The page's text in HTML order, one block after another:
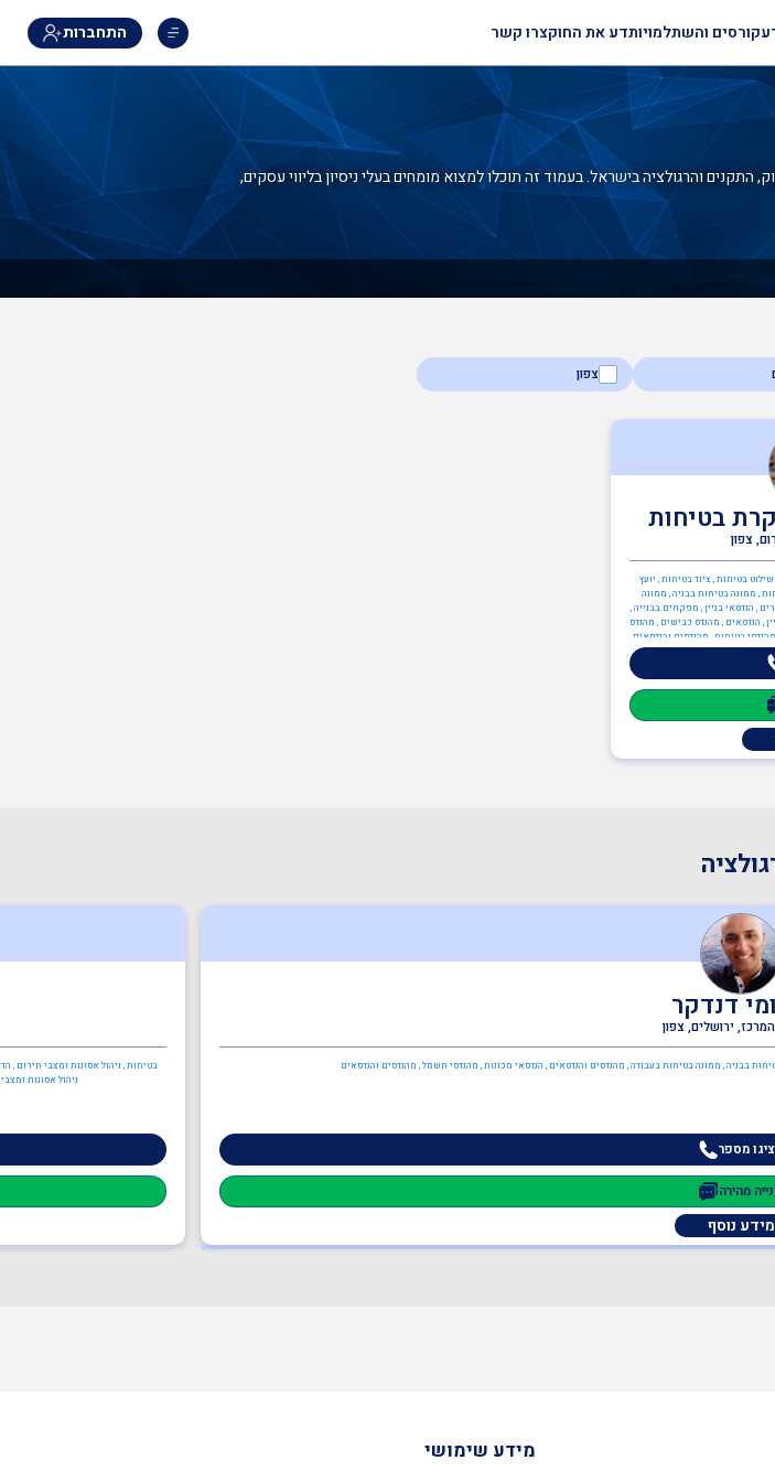
התחברות קורסים והשתלמויותדע את החוקצרו קשר
והרגולציה בישראל. בעמוד זה תוכלו למצוא מומחים בעלי ניסיון בליווי עסקים,
צפון
בטיחות
צפון
בטיחות , ציוד בטיחות , יועץ
, ממונה בטיחות בבניה , ממונה
, הנדסאי בניין , מפקחים בבנייה ,
, הנדסאים , מהנדס כבישים , מהנדס
בטיחות , מהנדסים והנדסאים
דנדקר
ירושלים, צפון
בבניה , ממונה בטיחות בעבודה , מהנדסים והנדסאים , הנדסאי מכונות , מהנדסי חשמל , מהנדסים והנדסאים
מספר
מהירה
מידע נוסף
בטיחות , ניהול אסונות ומצבי חירום ,
ניהול אסונות
מידע שימושי